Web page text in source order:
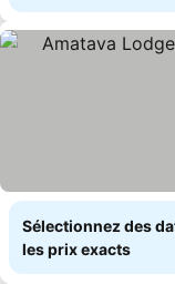
Sélectionnez des
les prix exacts